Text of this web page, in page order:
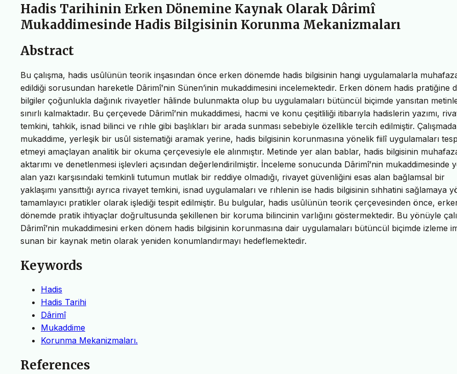
Hadis Tarihinin Erken Dönemine Kaynak Olarak Dârimî
Mukaddimesinde Hadis Bilgisinin Korunma Mekanizmaları
Abstract
Bu çalışma, hadis usûlünün teorik inşasından önce erken dönemde hadis bilgisinin hangi uygulamalarla
edildiği sorusundan hareketle Dârimî’nin Sünen’inin mukaddimesini incelemektedir. Erken dönem hadis pratiğine
bilgiler çoğunlukla dağınık rivayetler hâlinde bulunmakta olup bu uygulamaları bütüncül biçimde yansıtan
sınırlı kalmaktadır. Bu çerçevede Dârimî’nin mukaddimesi, hacmi ve konu çeşitliliği itibarıyla hadislerin yazımı,
temkini, tahkik, isnad bilinci ve rıhle gibi başlıkları bir arada sunması sebebiyle özellikle tercih edilmiştir. Çalışmada
mukaddime, yerleşik bir usûl sistematiği aramak yerine, hadis bilgisinin korunmasına yönelik fiilî uygulamaları
etmeyi amaçlayan analitik bir okuma çerçevesiyle ele alınmıştır. Metinde yer alan bablar, hadis bilgisinin
aktarımı ve denetlenmesi işlevleri açısından değerlendirilmiştir. İnceleme sonucunda Dârimî’nin mukaddimesinde
alan yazı karşısındaki temkinli tutumun mutlak bir reddiye olmadığı, rivayet güvenliğini esas alan bağlamsal bir
yaklaşımı yansıttığı ayrıca rivayet temkini, isnad uygulamaları ve rıhlenin ise hadis bilgisinin sıhhatini sağlamaya
tamamlayıcı pratikler olarak işlediği tespit edilmiştir. Bu bulgular, hadis usûlünün teorik çerçevesinden önce,
dönemde pratik ihtiyaçlar doğrultusunda şekillenen bir koruma bilincinin varlığını göstermektedir. Bu yönüyle
Dârimî’nin mukaddimesini erken dönem hadis bilgisinin korunmasına dair uygulamaları bütüncül biçimde izleme
sunan bir kaynak metin olarak yeniden konumlandırmayı hedeflemektedir.
Keywords
Hadis
Hadis Tarihi
Dârimî
Mukaddime
Korunma Mekanizmaları.
References